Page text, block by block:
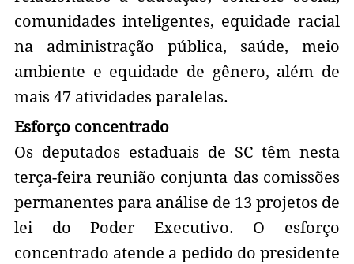
comunidades inteligentes, equidade racial
na administração pública, saúde, meio
ambiente e equidade de gênero, além de
mais 47 atividades paralelas.
Esforço concentrado
Os deputados estaduais de SC têm nesta
terça-feira reunião conjunta das comissões
permanentes para análise de 13 projetos de
lei do Poder Executivo. O esforço
concentrado atende a pedido do presidente